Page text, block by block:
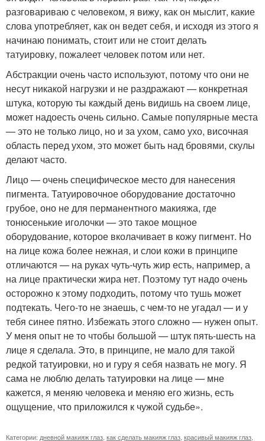
разговариваю с человеком, я вижу, как он мыслит, какие
слова употребляет, как он ведет себя, и исходя из этого я
начинаю понимать, стоит или не стоит делать
татуировку, пожалеет человек потом или нет.
Абстракции очень часто используют, потому что они не
несут никакой нагрузки и не раздражают — конкретная
штука, которую ты каждый день видишь на своем лице,
может надоесть очень сильно. Самые популярные места
— это не только лицо, но и за ухом, само ухо, височная
область перед ухом, это может быть над бровями, скулы
делают часто.
Лицо — очень специфическое место для нанесения
пигмента. Татуировочное оборудование достаточно
грубое, оно не для перманентного макияжа, где
тонюсенькие иголочки — это такое мощное
оборудование, которое вколачивает в кожу пигмент. Но
на лице кожа более нежная, и слои кожи в принципе
отличаются — на руках чуть-чуть жир есть, например, а
на лице практически жира нет. Поэтому тут надо очень
осторожно к этому подходить, потому что тушь может
подтекать. Чего-то не знаешь, с чем-то не угадал — и у
тебя синее пятно. Избежать этого сложно — нужен опыт.
У меня опыт не то чтобы большой — штук пять-шесть на
лице я сделала. Это, в принципе, не мало для такой
редкой татуировки, но и гуру я себя назвать не могу. Я
сама не люблю делать татуировки на лице — мне
кажется, я меняю человека и меняю его жизнь, есть
ощущение, что приложился к чужой судьбе».
Категории: дневной макияж глаз, как сделать макияж глаз, красивый макияж глаз,